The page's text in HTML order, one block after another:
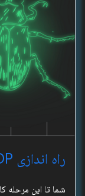
راه اندازی VDP شما
شما تا این مرحله